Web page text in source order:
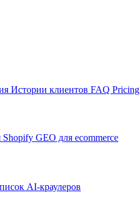
Истории клиентов FAQ Pricing
Shopify GEO для ecommerce
AI-краулеров